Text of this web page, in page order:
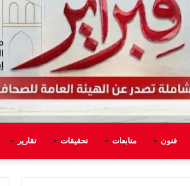
فنون متابعات تحقيقات تقارير